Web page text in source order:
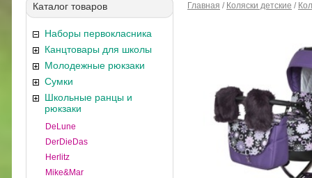
Каталог товаров
Наборы первокласника
Канцтовары для школы
Молодежные рюкзаки
Сумки
Школьные ранцы и
рюкзаки
DeLune
DerDieDas
Herlitz
Mike&Mar
Главная / Коляски детские /